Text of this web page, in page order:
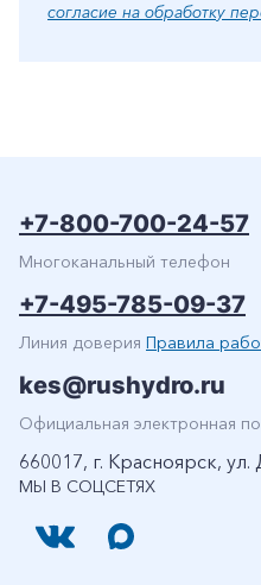
согласие на обработку
МЫ В СОЦСЕТЯХ
+7-800-700-24-57
Многоканальный телефон
+7-495-785-09-37
Линия доверия Правила
kes@rushydro.ru
Официальная электронная
660017, г. Красноярск,